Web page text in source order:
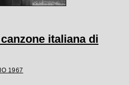
italiana di
1967